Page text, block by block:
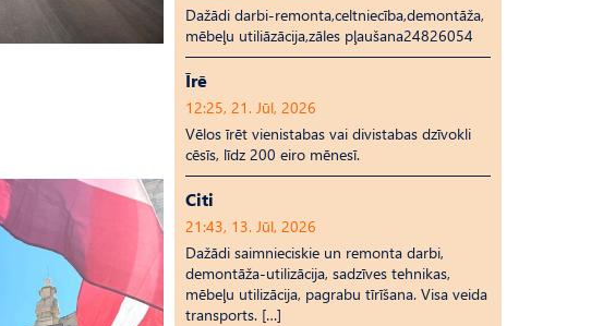
Dažādi darbi-remonta,celtniecība,demontāža,
mēbeļu utiliāzācija,zāles pļaušana24826054
Īrē
12:25, 21. Jūl, 2026
Vēlos īrēt vienistabas vai divistabas dzīvokli
cēsīs, līdz 200 eiro mēnesī.
Citi
21:43, 13. Jūl, 2026
Dažādi saimnieciskie un remonta darbi,
demontāža-utilizācija, sadzīves tehnikas,
mēbeļu utilizācija, pagrabu tīrīšana. Visa veida
transports. […]